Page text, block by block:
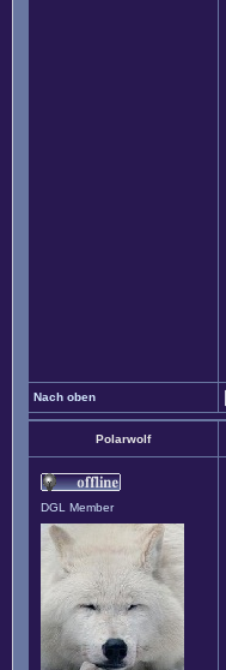
Nach oben
Polarwolf
DGL Member